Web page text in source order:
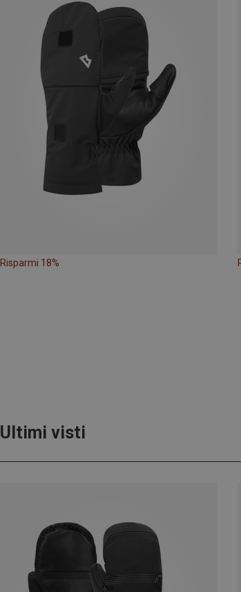
Risparmi 18%
Ultimi visti